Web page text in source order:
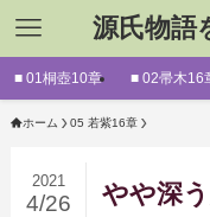
源氏物語
■ 01桐壺10章 ■ 02帚木16
ホーム 05 若紫16章
やや深
2021
4/26